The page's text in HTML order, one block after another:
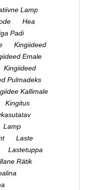
Lamp
Hea
Padi
Kingiideed
Emale
Kingiideed
Pulmadeks
Kallimale
Kingitus
Lamp
Laste
Lastetuppa
Rätik